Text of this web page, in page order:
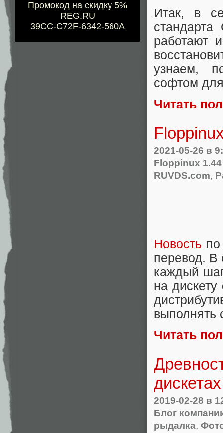
Промокод на скидку 5%
REG.RU
39CC-C72F-6342-560A
Итак, в
работают
узнаем,
софтом для
Читать
2021-05-26 в
Floppinux
RUVDS.com,
Новость
перевод. В
каждый
на
выполнять
Читать
дискетах
2019-02-28 в
Блог
рыдалка,